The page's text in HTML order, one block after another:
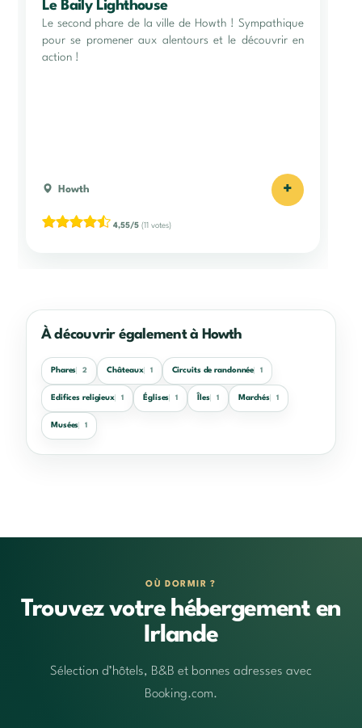
Le Baily Lighthouse
Le second phare de la ville de Howth ! Sympathique
pour se promener aux alentours et le découvrir en
action !
Howth +
4,55/5 (11 votes)
À découvrir également à Howth
Phares 2 Châteaux 1 Circuits de randonnée 1
Edifices religieux 1 Églises 1 Îles 1 Marchés 1
Musées 1
OÙ DORMIR ?
Trouvez votre hébergement en
Irlande
Sélection d’hôtels, B&B et bonnes adresses avec
Booking.com.